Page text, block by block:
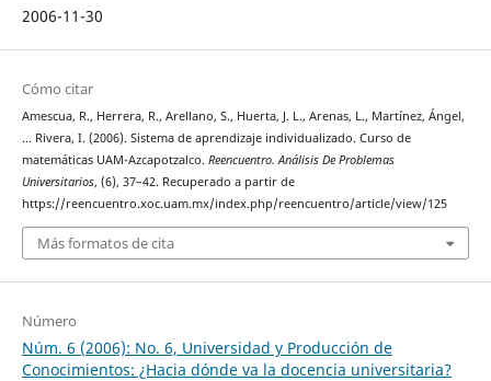
2006-11-30
Cómo citar
Amescua, R., Herrera, R., Arellano, S., Huerta, J. L., Arenas, L., Martínez, Ángel,
… Rivera, I. (2006). Sistema de aprendizaje individualizado. Curso de
matemáticas UAM-Azcapotzalco. Reencuentro. Análisis De Problemas
Universitarios, (6), 37–42. Recuperado a partir de
https://reencuentro.xoc.uam.mx/index.php/reencuentro/article/view/125
Más formatos de cita
Número
Núm. 6 (2006): No. 6, Universidad y Producción de
Conocimientos: ¿Hacia dónde va la docencia universitaria?